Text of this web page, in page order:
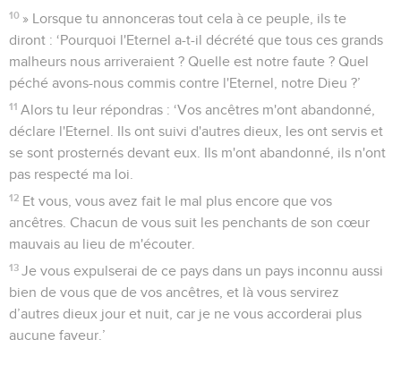
10 » Lorsque tu annonceras tout cela à ce peuple, ils te
diront : ‘Pourquoi l'Eternel a-t-il décrété que tous ces grands
malheurs nous arriveraient ? Quelle est notre faute ? Quel
péché avons-nous commis contre l'Eternel, notre Dieu ?’
11 Alors tu leur répondras : ‘Vos ancêtres m'ont abandonné,
déclare l'Eternel. Ils ont suivi d'autres dieux, les ont servis et
se sont prosternés devant eux. Ils m'ont abandonné, ils n'ont
pas respecté ma loi.
12 Et vous, vous avez fait le mal plus encore que vos
ancêtres. Chacun de vous suit les penchants de son cœur
mauvais au lieu de m'écouter.
13 Je vous expulserai de ce pays dans un pays inconnu aussi
bien de vous que de vos ancêtres, et là vous servirez
d’autres dieux jour et nuit, car je ne vous accorderai plus
aucune faveur.’